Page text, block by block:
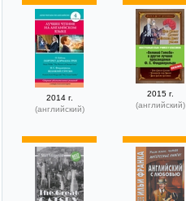
2014 г.
(английский)
2015 г.
(английский)